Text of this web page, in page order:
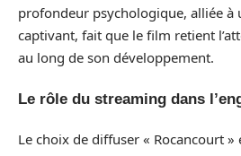
profondeur psychologique, alliée à
captivant, fait que le film retient
au long de son développement.
Le rôle du streaming dans
Le choix de diffuser « Rocancourt